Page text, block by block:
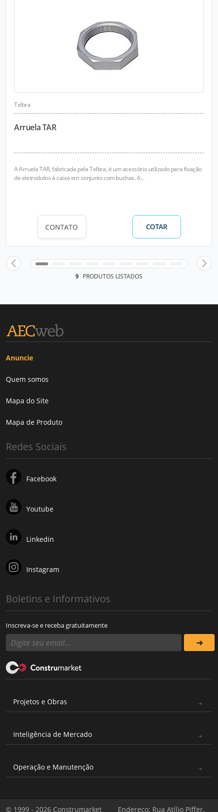
Telbra
Arruela TAR
A Arruela TAR, fabricada pela Telbra, é um acessório utilizado para fixação
de eletrodutos à caixa em conjunto com buchas. A...
CONTATO COTAR
9 PRODUTOS LISTADOS
Anuncie
Quem somos
Mapa do Site
Mapa de Produto
Redes Sociais
Facebook
Youtube
Linkedin
Instagram
Boletins e Informativos
Inscreva-se e receba gratuitamente
Projetos e Obras
Inteligência de Mercado
Operação e Manutenção
© 1999 - 2026 Construmarket Endereço: Rua Atílio Piffer,